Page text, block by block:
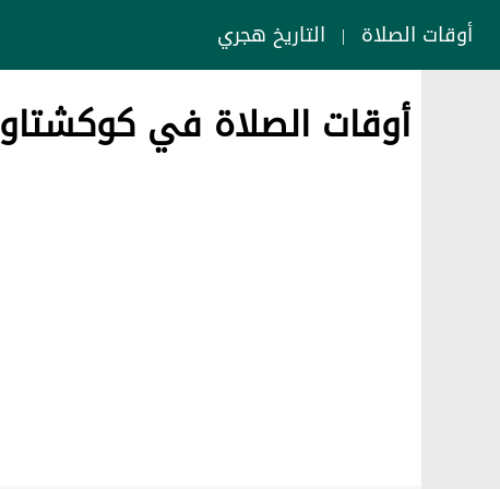
أوقات الصلاة | التاريخ هجري
أوقات الصلاة في كوكشتاو